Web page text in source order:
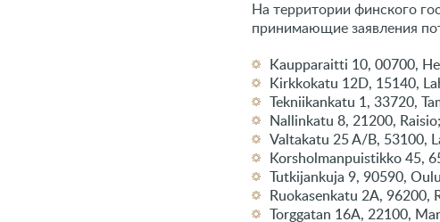
На территории финского
принимающие заявления
Kaupparaitti 10, 00700,
Kirkkokatu 12D, 15140,
Tekniikankatu 1, 33720,
Nallinkatu 8, 21200, Raisio;
Valtakatu 25 A/B, 53100,
Korsholmanpuistikko 45,
Tutkijankuja 9, 90590,
Ruokasenkatu 2A, 96200,
Torggatan 16A, 22100,